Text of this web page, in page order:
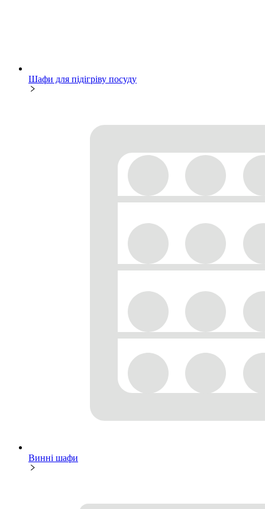
Шафи для підігріву посуду
Винні шафи